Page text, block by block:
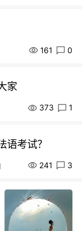
161 0
家
373 1
语考试？
241 3